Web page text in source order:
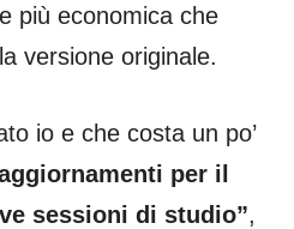
più economica che
versione originale.
io e che costa un po’
per il
sessioni di studio”,